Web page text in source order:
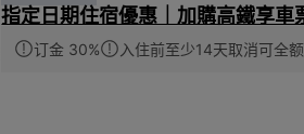
指定日期住宿優惠｜加購高鐵享車
订金 30% 入住前至少14天取消可全